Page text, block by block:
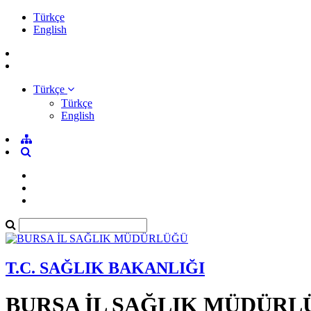
Türkçe
English
Türkçe
Türkçe
English
T.C. SAĞLIK BAKANLIĞI
BURSA İL SAĞLIK